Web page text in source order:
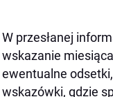
W przesłanej
wskazanie
ewentualne
wskazówki, gdzie